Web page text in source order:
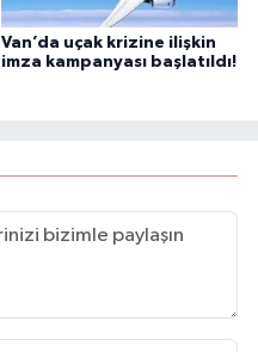
Van’da uçak krizine ilişkin
imza kampanyası başlatıldı!